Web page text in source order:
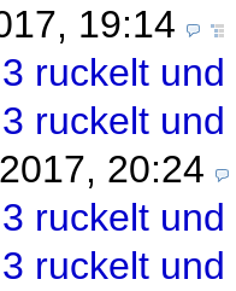
19:14
ruckelt
ruckelt
20:24
ruckelt
ruckelt